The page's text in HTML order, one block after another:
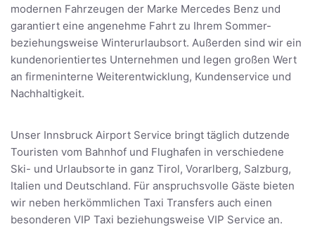
modernen Fahrzeugen der Marke Mercedes Benz und
garantiert eine angenehme Fahrt zu Ihrem Sommer-
beziehungsweise Winterurlaubsort. Außerden sind wir ein
kundenorientiertes Unternehmen und legen großen Wert
an firmeninterne Weiterentwicklung, Kundenservice und
Nachhaltigkeit.
Unser Innsbruck Airport Service bringt täglich dutzende
Touristen vom Bahnhof und Flughafen in verschiedene
Ski- und Urlaubsorte in ganz Tirol, Vorarlberg, Salzburg,
Italien und Deutschland. Für anspruchsvolle Gäste bieten
wir neben herkömmlichen Taxi Transfers auch einen
besonderen VIP Taxi beziehungsweise VIP Service an.